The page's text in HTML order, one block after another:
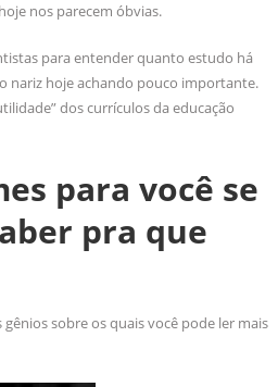
nos parecem óbvias.
para entender quanto estudo há
nariz hoje achando pouco importante.
dos currículos da educação
para você se
pra que
sobre os quais você pode ler mais